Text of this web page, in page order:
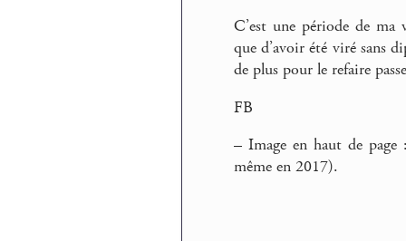
C’est une période de ma
que d’avoir été viré sans
de plus pour le refaire
FB
– Image en haut de
même en 2017).